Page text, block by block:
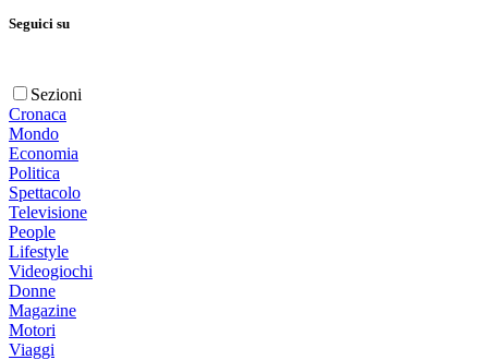
Seguici su
Sezioni
Cronaca
Mondo
Economia
Politica
Spettacolo
Televisione
People
Lifestyle
Videogiochi
Donne
Magazine
Motori
Viaggi